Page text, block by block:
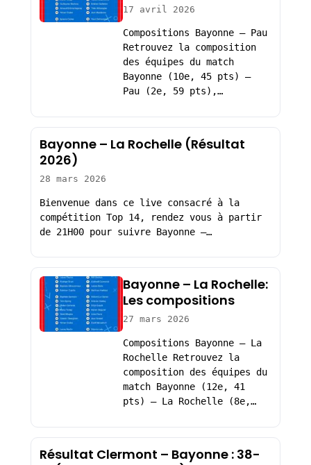
17 avril 2026
Compositions Bayonne – Pau
Retrouvez la composition
des équipes du match
Bayonne (10e, 45 pts) –
Pau (2e, 59 pts),…
Bayonne – La Rochelle (Résultat
2026)
28 mars 2026
Bienvenue dans ce live consacré à la
compétition Top 14, rendez vous à partir
de 21H00 pour suivre Bayonne –…
Bayonne – La Rochelle:
Les compositions
27 mars 2026
Compositions Bayonne – La
Rochelle Retrouvez la
composition des équipes du
match Bayonne (12e, 41
pts) – La Rochelle (8e,…
Résultat Clermont – Bayonne : 38-